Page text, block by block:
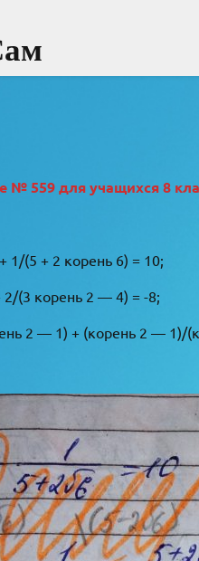
559 для учащихся 8
1/(5 + 2 корень 6) = 10;
2/(3 корень 2 — 4) = -8;
2 — 1) + (корень 2 — 1)/